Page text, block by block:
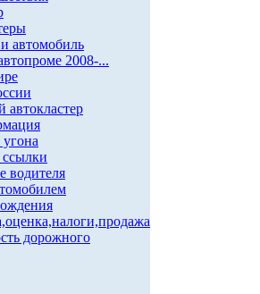
автомобиль
2008-...
автокластер
водителя
дорожного